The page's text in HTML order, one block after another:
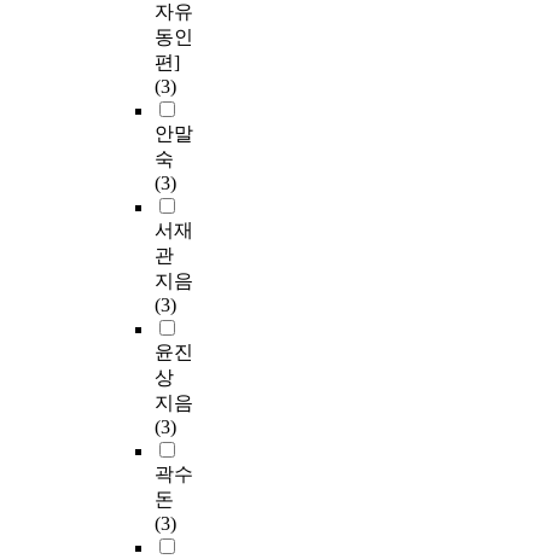
자유
동인
편]
(3)
안말
숙
(3)
서재
관
지음
(3)
윤진
상
지음
(3)
곽수
돈
(3)